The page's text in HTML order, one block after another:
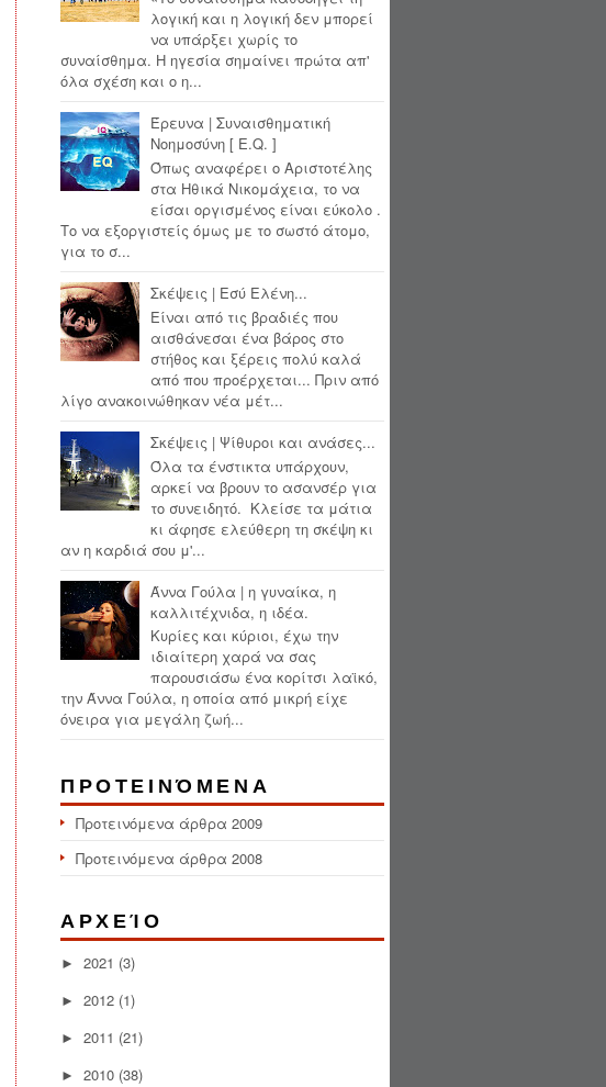
λογική και η λογική δεν μπορεί
να υπάρξει χωρίς το
συναίσθημα. Η ηγεσία σημαίνει πρώτα απ'
όλα σχέση και ο η...
Έρευνα | Συναισθηματική
Νοημοσύνη [ E.Q. ]
Όπως αναφέρει ο Αριστοτέλης
στα Ηθικά Νικομάχεια, το να
είσαι οργισμένος είναι εύκολο .
Το να εξοργιστείς όμως με το σωστό άτομο,
για το σ...
Σκέψεις | Εσύ Ελένη...
Είναι από τις βραδιές που
αισθάνεσαι ένα βάρος στο
στήθος και ξέρεις πολύ καλά
από που προέρχεται... Πριν από
λίγο ανακοινώθηκαν νέα μέτ...
Σκέψεις | Ψίθυροι και ανάσες...
Όλα τα ένστικτα υπάρχουν,
αρκεί να βρουν το ασανσέρ για
το συνειδητό. Κλείσε τα μάτια
κι άφησε ελεύθερη τη σκέψη κι
αν η καρδιά σου μ'...
Άννα Γούλα | η γυναίκα, η
καλλιτέχνιδα, η ιδέα.
Κυρίες και κύριοι, έχω την
ιδιαίτερη χαρά να σας
παρουσιάσω ένα κορίτσι λαϊκό,
την Άννα Γούλα, η οποία από μικρή είχε
όνειρα για μεγάλη ζωή...
ΠΡΟΤΕΙΝΌΜΕΝΑ
Προτεινόμενα άρθρα 2009
Προτεινόμενα άρθρα 2008
ΑΡΧΕΊΟ
► 2021 (3)
► 2012 (1)
► 2011 (21)
► 2010 (38)